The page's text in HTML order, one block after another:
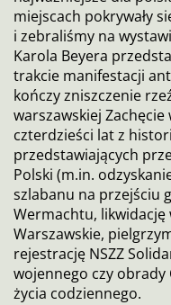
miejscach pokrywały
i zebraliśmy na
Karola Beyera
trakcie manifestacji
kończy zniszczenie
warszawskiej
czterdzieści lat z
przedstawiających
Polski (m.in.
szlabanu na przejściu
Wermachtu, likwidację
Warszawskie,
rejestrację NSZZ
wojennego czy obrady
życia codziennego.